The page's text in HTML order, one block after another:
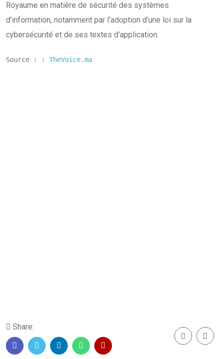
Royaume en matière de sécurité des systèmes
d’information, notamment par l’adoption d’une loi sur la
cybersécurité et de ses textes d’application.
Source : : TheVoice.ma
Share: